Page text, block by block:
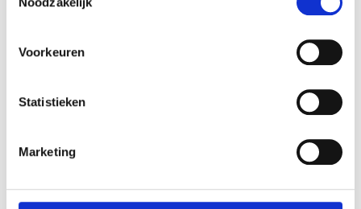
Voorkeuren
Statistieken
Marketing
bieten en knoflook 5 tot 7 minuten. Breng
Klop in een kom de eieren los en meng
Vet een ovenplaat in met smeerboter, ook
Bekleed de hele plaat met bladerdeeg.